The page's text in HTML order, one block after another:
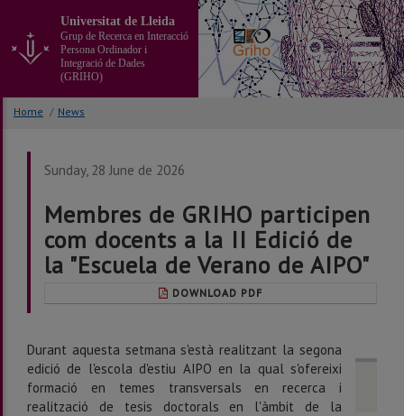
the
main
of
the
Universitat de Lleida
Grup de Recerca en Interacció
Persona Ordinador i
Integració de Dades
(GRIHO)
Home / News
Sunday, 28 June de 2026
Membres de GRIHO participen
com docents a la II Edició de
la "Escuela de Verano de AIPO"
DOWNLOAD PDF
Durant aquesta setmana s'està realitzant la segona
edició de l'escola d'estiu AIPO en la qual s'ofereixi
formació en temes transversals en recerca i
realització de tesis doctorals en l'àmbit de la